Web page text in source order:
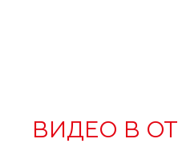
ВИДЕО В